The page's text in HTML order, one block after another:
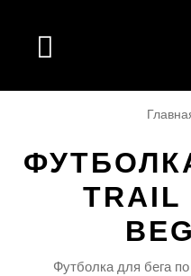

TRAIL
Футболка для бега